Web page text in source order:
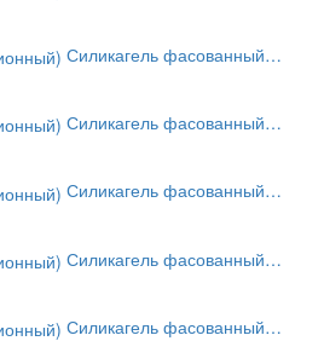
Силикагель фасованный…
Силикагель фасованный…
Силикагель фасованный…
Силикагель фасованный…
Силикагель фасованный…